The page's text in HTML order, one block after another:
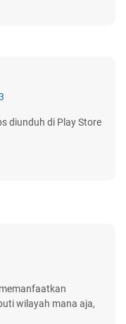
diunduh di Play Store
wilayah mana aja,